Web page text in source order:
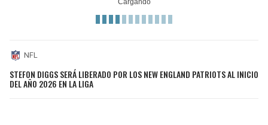
NFL
STEFON DIGGS SERÁ LIBERADO POR LOS NEW ENGLAND PATRIOTS AL INICIO
DEL AÑO 2026 EN LA LIGA